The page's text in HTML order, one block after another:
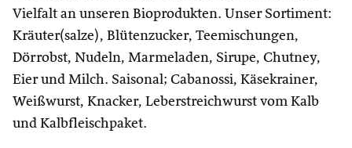
Vielfalt an unseren Bioprodukten. Unser Sortiment:
Kräuter(salze), Blütenzucker, Teemischungen,
Dörrobst, Nudeln, Marmeladen, Sirupe, Chutney,
Eier und Milch. Saisonal; Cabanossi, Käsekrainer,
Weißwurst, Knacker, Leberstreichwurst vom Kalb
und Kalbfleischpaket.